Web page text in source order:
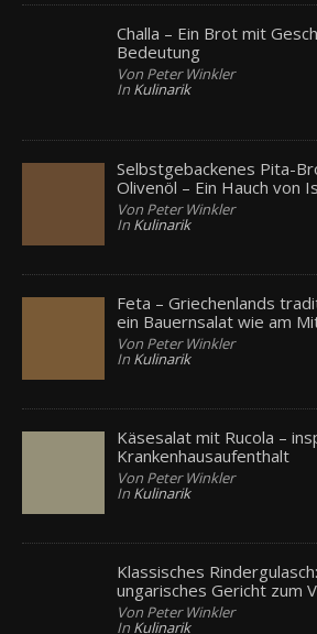
Challa – Ein Brot mit
Bedeutung
Von Peter Winkler
In Kulinarik
Selbstgebackenes Pita-
Olivenöl – Ein Hauch von
Von Peter Winkler
In Kulinarik
Feta – Griechenlands
ein Bauernsalat wie am
Von Peter Winkler
In Kulinarik
Käsesalat mit Rucola –
Krankenhausaufenthalt
Von Peter Winkler
In Kulinarik
Klassisches
ungarisches Gericht zum
Von Peter Winkler
In Kulinarik